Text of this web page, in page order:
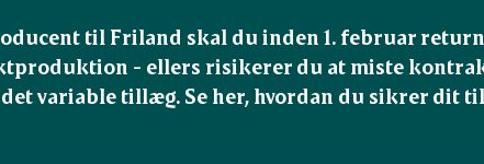
til Friland skal du inden 1. februar
- ellers risikerer du at miste
variable tillæg. Se her, hvordan du sikrer dit